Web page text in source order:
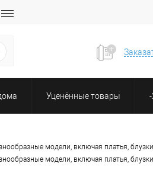
Уценённые товары
модели, включая платья,
модели, включая платья,